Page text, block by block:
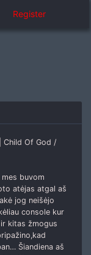
Register
Child Of God /
buvom
atėjas atgal aš
jog neišėjo
console kur
kitas žmogus
Šiandiena aš